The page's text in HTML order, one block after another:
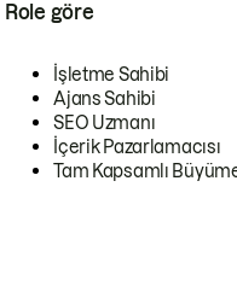
Role göre
İşletme Sahibi
Ajans Sahibi
SEO Uzmanı
İçerik Pazarlamacısı
Tam Kapsamlı